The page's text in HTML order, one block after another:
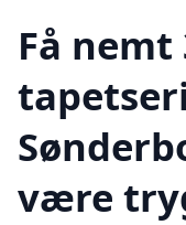
Få
være